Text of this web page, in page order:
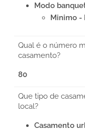
Modo
Minimo -
Qual é o número
casamento?
80
Que tipo de
local?
Casamento